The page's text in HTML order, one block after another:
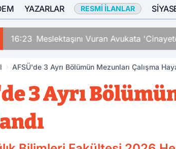
YAZARLAR RESMI İLANLAR
16:23 Meslektaşını Vuran Avukata
AFSÜ'de 3 Ayrı Bölümün Mezunları Çalışma
3 Ayrı